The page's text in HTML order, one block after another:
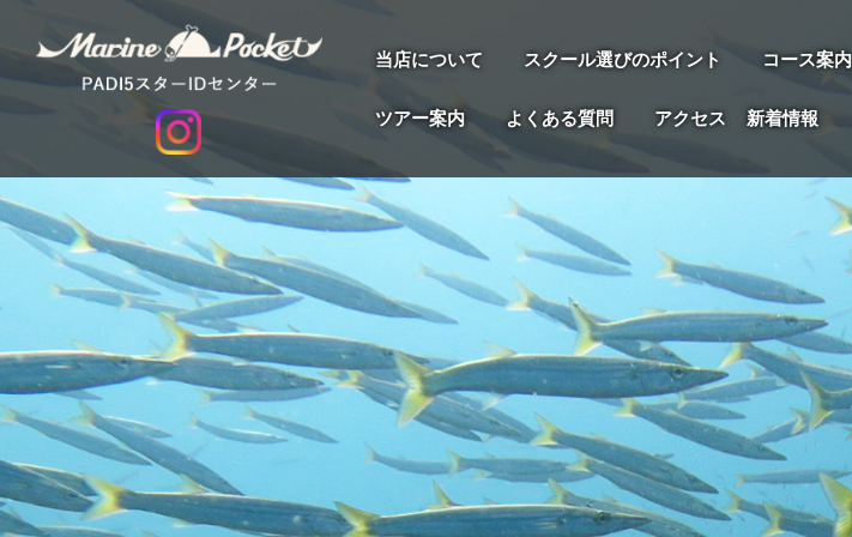
当店について スクール選びのポイント コース案内
ツアー案内 よくある質問 アクセス 新着情報